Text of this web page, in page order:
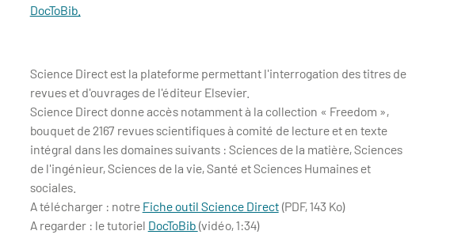
DocToBib.
Science Direct est la plateforme permettant l'interrogation des titres de
revues et d'ouvrages de l'éditeur Elsevier.
Science Direct donne accès notamment à la collection « Freedom »,
bouquet de 2167 revues scientifiques à comité de lecture et en texte
intégral dans les domaines suivants : Sciences de la matière, Sciences
de l'ingénieur, Sciences de la vie, Santé et Sciences Humaines et
sociales.
A télécharger : notre Fiche outil Science Direct(PDF, 143 Ko)
A regarder : le tutoriel DocToBib (vidéo, 1:34)